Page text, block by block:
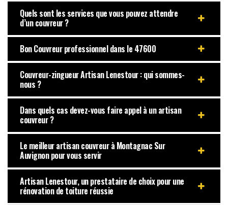
Quels sont les services que vous pouvez attendre
d’un couvreur ?
Bon Couvreur professionnel dans le 47600
Couvreur-zingueur Artisan Lenestour : qui sommes-
nous ?
Dans quels cas devez-vous faire appel à un artisan
couvreur ?
Le meilleur artisan couvreur à Montagnac Sur
Auvignon pour vous servir
Artisan Lenestour, un prestataire de choix pour une
rénovation de toiture réussie